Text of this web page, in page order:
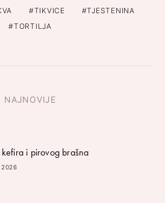
TIKVICE
TJESTENINA
TORTILJA
NAJNOVIJE
i pirovog brašna
2026